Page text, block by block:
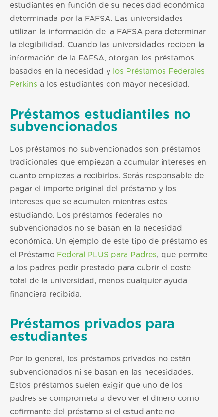
estudiantes en función de su necesidad económica
determinada por la FAFSA. Las universidades
utilizan la información de la FAFSA para determinar
la elegibilidad. Cuando las universidades reciben la
información de la FAFSA, otorgan los préstamos
basados en la necesidad y los Préstamos Federales
Perkins a los estudiantes con mayor necesidad.
Préstamos estudiantiles no
subvencionados
Los préstamos no subvencionados son préstamos
tradicionales que empiezan a acumular intereses en
cuanto empiezas a recibirlos. Serás responsable de
pagar el importe original del préstamo y los
intereses que se acumulen mientras estés
estudiando. Los préstamos federales no
subvencionados no se basan en la necesidad
económica. Un ejemplo de este tipo de préstamo es
el Préstamo Federal PLUS para Padres, que permite
a los padres pedir prestado para cubrir el coste
total de la universidad, menos cualquier ayuda
financiera recibida.
Préstamos privados para
estudiantes
Por lo general, los préstamos privados no están
subvencionados ni se basan en las necesidades.
Estos préstamos suelen exigir que uno de los
padres se comprometa a devolver el dinero como
cofirmante del préstamo si el estudiante no